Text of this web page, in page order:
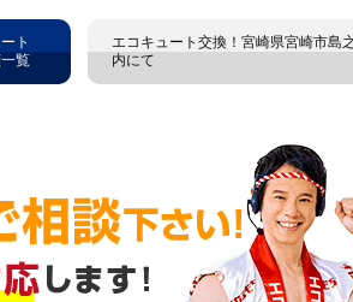
エコキュート交換！宮崎県宮崎市島之
内にて
ト
覧